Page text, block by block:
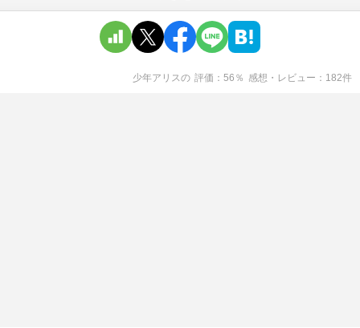
少年アリスの 評価 56 ％ 感想・レビュー 182件